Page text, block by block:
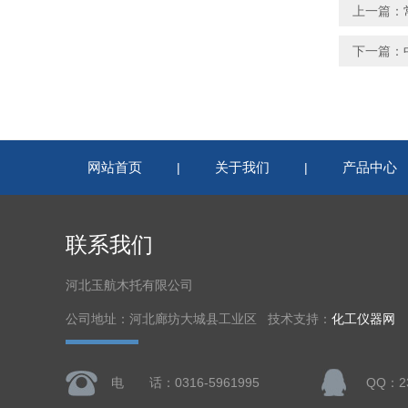
上一篇：
下一篇：
网站首页 | 关于我们 | 产品中心
联系我们
河北玉航木托有限公司
公司地址：河北廊坊大城县工业区 技术支持： 化工仪器网
电 话：0316-5961995 QQ：